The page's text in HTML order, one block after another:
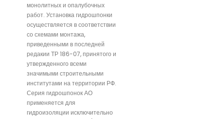
монолитных и опалубочных
работ. Установка гидрошпонки
осуществляется в соответствии
со схемами монтажа,
приведенными в последней
редакии ТР 186-07, принятого и
утвержденного всеми
значимыми строительными
институтами на территории РФ.
Серия гидрошпонок АО
применяется для
гидроизоляции исключительно